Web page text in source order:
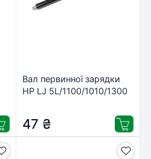
Вал первинної зарядки
HP LJ 5L/1100/1010/1300
47 ₴